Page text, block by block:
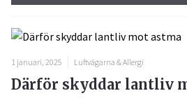
1 januari, 2025 Luftvägarna & Allergi
Därför skyddar lantliv